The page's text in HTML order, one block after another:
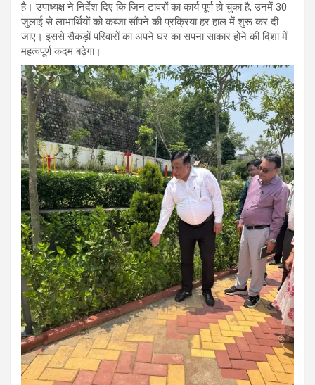
है। उपाध्यक्ष ने निर्देश दिए कि जिन टावरों का कार्य पूर्ण हो चुका है, उनमें 30
जुलाई से लाभार्थियों को कब्जा सौंपने की प्रक्रिया हर हाल में शुरू कर दी
जाए। इससे सैकड़ों परिवारों का अपने घर का सपना साकार होने की दिशा में
महत्वपूर्ण कदम बढ़ेगा।